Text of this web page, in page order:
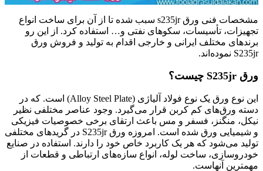
مشخصات فنی ورق s235jr سبب شده تا از آن برای ساخت انواع
تجهیزات، تأسیسات، سکوهای نفتی و… استفاده کرد. از این رو
برندهای مختلف ایرانی و خارجی اقدام به تولید و فروش ورق
S235jr نموده‌اند.
ورق S235jr چیست؟
این نوع ورق یک نوع فولاد آلیاژی (Alloy Steel Plate) است. که در
دسته ورق‌های کم کربن قرار می‌گیرد. وجود عناصر مختلفی نظیر
نیکل، منگنز، فسفر و مس باعث ارتقای برخی خصوصیات فیزیکی
و شیمیایی ورق شده است. امروزه ورق S235jr در گریدهای مختلفی
تولید می‌شود که هر یک کاربرد خاص خود را دارند. استفاده در صنایع
خودروسازی، ساخت لوله، انواع سازه‌های ارتباطی و قطعات از
مهمترین آنهاست.